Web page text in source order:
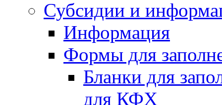
Субсидии и
Информация
Формы для
Бланки для
для КФХ